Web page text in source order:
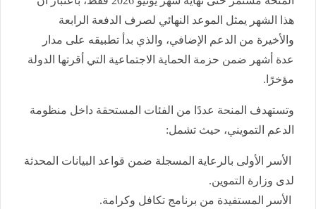
هذا الشهر يمثل الموعد النهائي لصرف الدفعة الرابعة
والأخيرة من الدعم الإضافي، والذي بدأ تطبيقه على مدار
عدة أشهر ضمن حزمة الحماية الاجتماعية التي أقرتها الدولة
مؤخرًا.
وتستهدف المنحة عددًا من الفئات المستحقة داخل منظومة
الدعم التمويني، حيث تشمل:
الأسر الأولى بالرعاية المسجلة ضمن قواعد البيانات المحدثة
لدى وزارة التموين.
الأسر المستفيدة من برنامج تكافل وكرامة.